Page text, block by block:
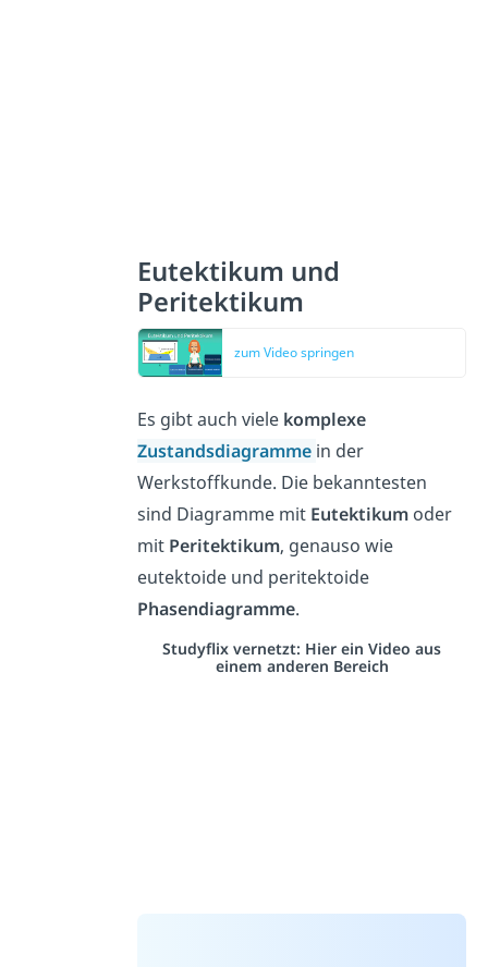
Eutektikum und
Peritektikum
zum Video springen
Es gibt auch viele komplexe
Zustandsdiagramme in der
Werkstoffkunde. Die bekanntesten
sind Diagramme mit Eutektikum oder
mit Peritektikum, genauso wie
eutektoide und peritektoide
Phasendiagramme.
Studyflix vernetzt: Hier ein Video aus
einem anderen Bereich